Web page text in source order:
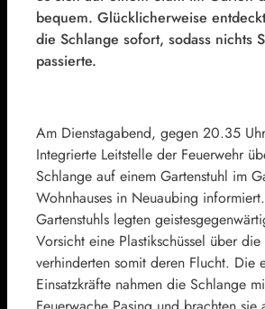
bequem. Glücklicherweise
die Schlange sofort, sodass nichts
passierte.
Am Dienstagabend, gegen 20.35
Integrierte Leitstelle der Feuerwehr
Schlange auf einem Gartenstuhl im
Wohnhauses in Neuaubing
Gartenstuhls legten
Vorsicht eine Plastikschüssel über
verhinderten somit deren Flucht. Die
Einsatzkräfte nahmen die Schlange